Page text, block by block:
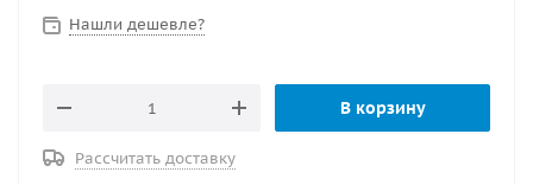
Нашли дешевле?
В корзину
Рассчитать доставку